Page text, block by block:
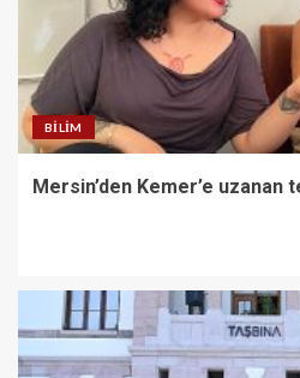
BILIM
Mersin’den Kemer’e uzanan